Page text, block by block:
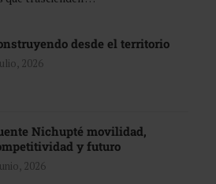
desde el territorio
2026
Nichupté movilidad,
y futuro
2026